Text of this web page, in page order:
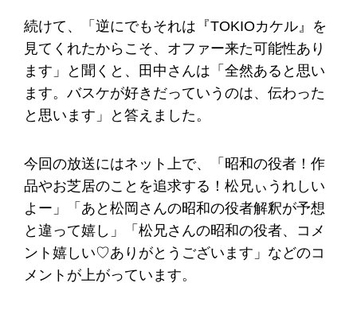
続けて、「逆にでもそれは『TOKIOカケル』を
見てくれたからこそ、オファー来た可能性あり
ます」と聞くと、田中さんは「全然あると思い
ます。バスケが好きだっていうのは、伝わった
と思います」と答えました。
今回の放送にはネット上で、「昭和の役者！作
品やお芝居のことを追求する！松兄ぃうれしい
よー」「あと松岡さんの昭和の役者解釈が予想
と違って嬉し」「松兄さんの昭和の役者、コメ
ント嬉しい♡ありがとうございます」などのコ
メントが上がっています。